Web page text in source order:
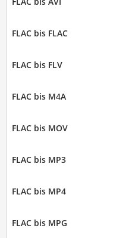
FLAC bis FLAC
FLAC bis FLV
FLAC bis M4A
FLAC bis MOV
FLAC bis MP3
FLAC bis MP4
FLAC bis MPG